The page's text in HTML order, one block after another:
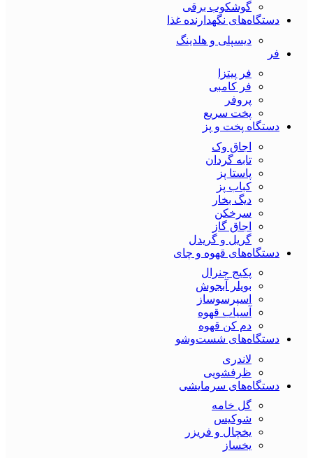
گوشکوب برقی
دستگاه‌های نگهدارنده غذا
دیسپلی و هلدینگ
فر
فر پیتزا
فر کامبی
پروفر
پخت سریع
دستگاه‌ پخت و پز
اجاق وک
تابه گردان
پاستا پز
کباب پز
دیگ بخار
سرخکن
اجاق گاز
گریل و گریدل
دستگاه‌های قهوه و چای
پکیج جنرال
بویلر آبجوش
اسپرسوساز
آسیاب قهوه
دم کن قهوه
دستگاه‌های شست‌و‌شو
لاندری
ظرفشویی
دستگاه‌های سرمایشی
گل خامه
شوکیس
یخچال و فریزر
یخساز